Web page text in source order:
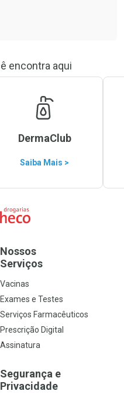
encontra aqui
DermaClub
Saiba Mais >
Nossos
Serviços
Vacinas
Exames e Testes
Serviços Farmacêuticos
Prescrição Digital
Assinatura
Segurança e
Privacidade